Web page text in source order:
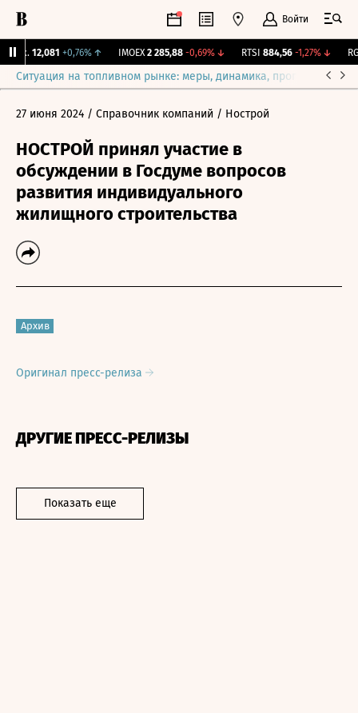
Войти
12,081 +0,76%↑ IMOEX 2 285,88 -0,69%↓ RTSI 884,56 -1,27%↓
Ситуация на топливном рынке: меры, динамика, прогнозы
27 июня 2024 / Справочник компаний / Нострой
НОСТРОЙ принял участие в
обсуждении в Госдуме вопросов
развития индивидуального
жилищного строительства
Архив
Оригинал пресс-релиза
ДРУГИЕ ПРЕСС-РЕЛИЗЫ
Показать еще